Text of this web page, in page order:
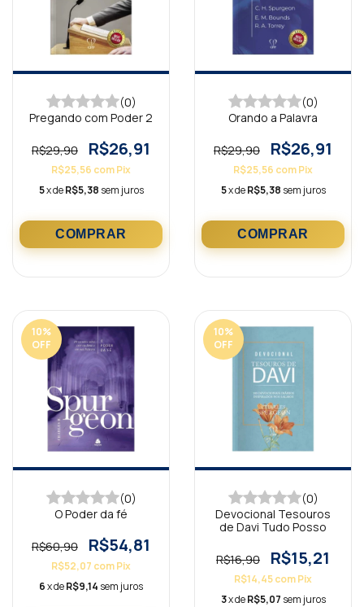
(0)
Pregando com Poder 2
R$29,90 R$26,91
R$25,56 comPix
5x deR$5,38 sem juros
(0)
Orando a Palavra
R$29,90 R$26,91
R$25,56 comPix
5x deR$5,38 sem juros
10%
OFF
(0)
O Poder da fé
R$60,90 R$54,81
R$52,07 comPix
6x deR$9,14 sem juros
10%
OFF
(0)
Devocional Tesouros
de Davi Tudo Posso
R$16,90 R$15,21
R$14,45comPix
3x deR$5,07 sem juros